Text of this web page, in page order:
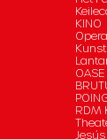
KINO
OASE
RDM